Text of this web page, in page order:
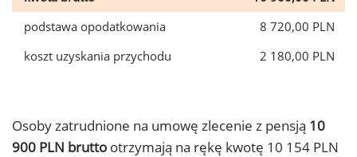
podstawa opodatkowania
8 720,00 PLN
koszt uzyskania przychodu
2 180,00 PLN
Osoby zatrudnione na umowę zlecenie z pensją 10
900 PLN brutto otrzymają na rękę kwotę 10 154 PLN